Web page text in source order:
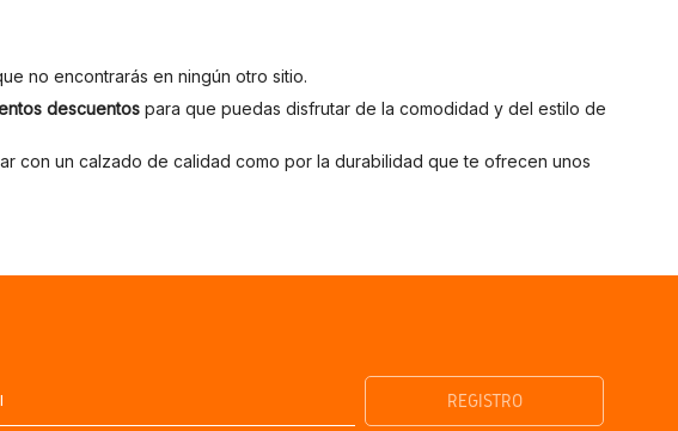
no encontrarás en ningún otro sitio.
descuentos para que puedas disfrutar de la comodidad y del estilo de
con un calzado de calidad como por la durabilidad que te ofrecen unos